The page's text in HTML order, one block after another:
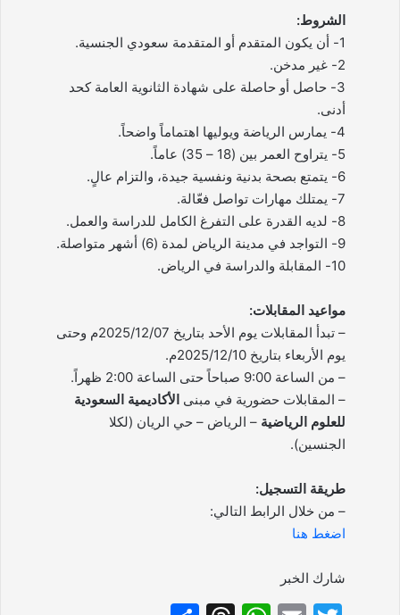
الشروط:
1- أن يكون المتقدم أو المتقدمة سعودي الجنسية.
2- غير مدخن.
3- حاصل أو حاصلة على شهادة الثانوية العامة كحد
أدنى.
4- يمارس الرياضة ويوليها اهتماماً واضحاً.
5- يتراوح العمر بين (18 – 35) عاماً.
6- يتمتع بصحة بدنية ونفسية جيدة، والتزام عالٍ.
7- يمتلك مهارات تواصل فعّالة.
8- لديه القدرة على التفرغ الكامل للدراسة والعمل.
9- التواجد في مدينة الرياض لمدة (6) أشهر متواصلة.
10- المقابلة والدراسة في الرياض.
مواعيد المقابلات:
– تبدأ المقابلات يوم الأحد بتاريخ 2025/12/07م وحتى
يوم الأربعاء بتاريخ 2025/12/10م.
– من الساعة 9:00 صباحاً حتى الساعة 2:00 ظهراً.
– المقابلات حضورية في مبنى الأكاديمية السعودية
للعلوم الرياضية – الرياض – حي الريان (لكلا
الجنسين).
طريقة التسجيل:
– من خلال الرابط التالي:
اضغط هنا
شارك الخبر